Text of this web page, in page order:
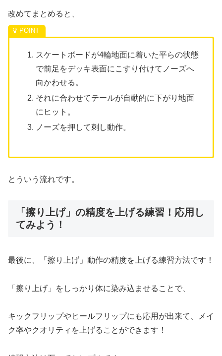
改めてまとめると、
スケートボードが4輪地面に着いた平らの状態
で前足をデッキ表面にこすり付けてノーズへ
向かわせる。
それに合わせてテールが自動的に下がり地面
にヒット。
ノーズを押して刺し動作。
とういう流れです。
「擦り上げ」の精度を上げる練習！応用し
てみよう！
最後に、「擦り上げ」動作の精度を上げる練習方法です！
「擦り上げ」をしっかり体に染み込ませることで、
キックフリップやヒールフリップにも応用が出来て、メイ
ク率やクオリティを上げることができます！